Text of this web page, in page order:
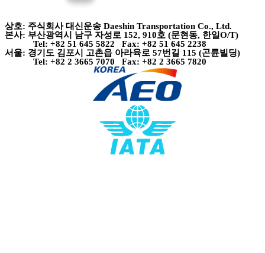
상호: 주식회사 대신운송 Daeshin Transportation Co., Ltd.
본사: 부산광역시 남구 자성로 152, 910호 (문현동, 한일O/T)
Tel: +82 51 645 5822 Fax: +82 51 645 2238
서울: 경기도 김포시 고촌읍 아라육로 57번길 115 (곤륜빌딩)
Tel: +82 2 3665 7070 Fax: +82 2 3665 7820